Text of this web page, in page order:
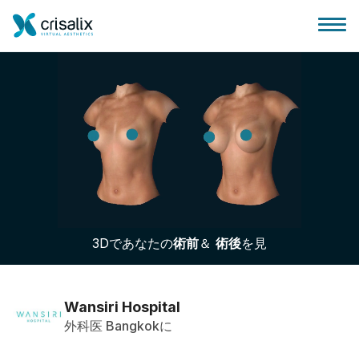
外科医ホーム
3Dビジネスプラットフォーム
サブスクリプションプラン
患者様のレビュー
3Dであなたの術前＆ 術後を見
Wansiri Hospital
外科医 Bangkokに